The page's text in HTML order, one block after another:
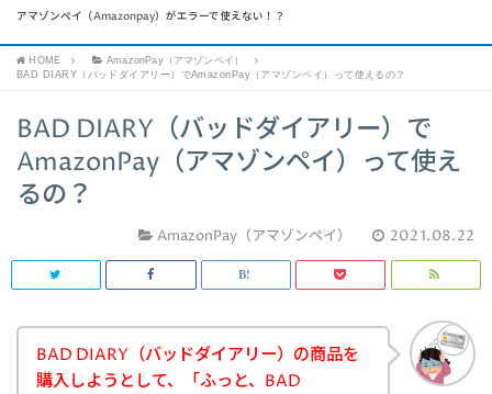
アマゾンペイ（Amazonpay）がエラーで使えない！？
HOME
AmazonPay（アマゾンペイ）
BAD DIARY（バッドダイアリー）でAmazonPay（アマゾンペイ）って使えるの？
BAD DIARY（バッドダイアリー）で
AmazonPay（アマゾンペイ）って使え
るの？
AmazonPay（アマゾンペイ） 2021.08.22
BAD DIARY（バッドダイアリー）の商品を
購入しようとして、「ふっと、BAD